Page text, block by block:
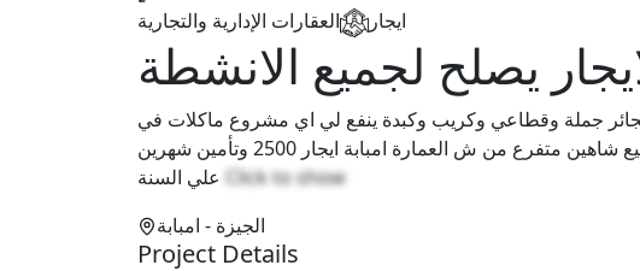
ايجار العقارات الإدارية والتجارية
يصلح لجميع الانشطة
جملة وقطاعي وكريب وكبدة ينفع لي اي مشروع ماكلات في
شارع تجاري وحيوي كلو محلات شارع عبد السميع شاهين متفرع من ش العمارة امبابة ايجار 2500 وتأمين شهرين
Click to show
الجيزة - امبابة
Project Details